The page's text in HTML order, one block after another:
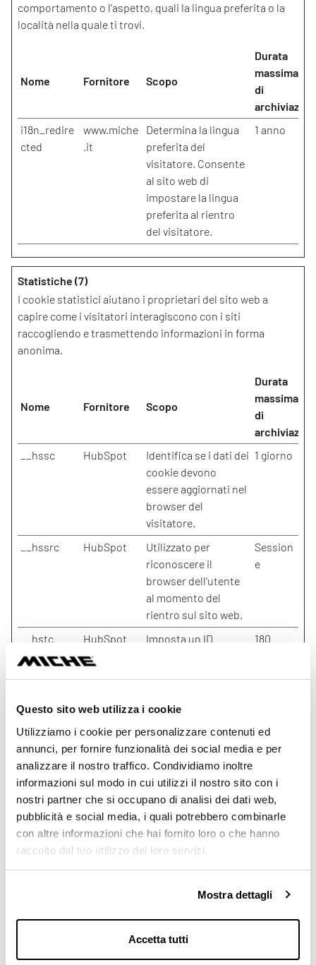
Questo sito web utilizza i cookie
Utilizziamo i cookie per personalizzare contenuti ed
annunci, per fornire funzionalità dei social media e per
analizzare il nostro traffico. Condividiamo inoltre
informazioni sul modo in cui utilizzi il nostro sito con i
nostri partner che si occupano di analisi dei dati web,
pubblicità e social media, i quali potrebbero combinarle
con altre informazioni che hai fornito loro o che hanno
raccolto dal tuo utilizzo dei loro servizi.
Mostra dettagli
Accetta tutti
comportamento o l'aspetto, quali la lingua preferita o la
località nella quale ti trovi.
Nome Fornitore Scopo
Durata
massima
di
i18n_redire
cted
www.miche
.it
Determina la lingua
preferita del
visitatore. Consente
al sito web di
impostare la lingua
preferita al rientro
del visitatore.
1 anno
Statistiche (7)
I cookie statistici aiutano i proprietari del sito web a
capire come i visitatori interagiscono con i siti
raccogliendo e trasmettendo informazioni in forma
anonima.
Nome Fornitore Scopo
Durata
massima
di
__hssc
HubSpot
Identifica se i dati dei
cookie devono
essere aggiornati nel
browser del
visitatore.
1 giorno
__hssrc HubSpot
Utilizzato per
riconoscere il
browser dell'utente
al momento del
rientro sul sito web.
Session
e
__hstc HubSpot
Imposta un ID
di ottenere dati sul
visitatori a fini
statistici.
180
_ga Google
Utilizzato per inviare
dati a Google
Analytics in merito al
dispositivo e al
comportamento
dispositivi e canali di
marketing.
2 anni
Utilizzato per inviare
dati a Google